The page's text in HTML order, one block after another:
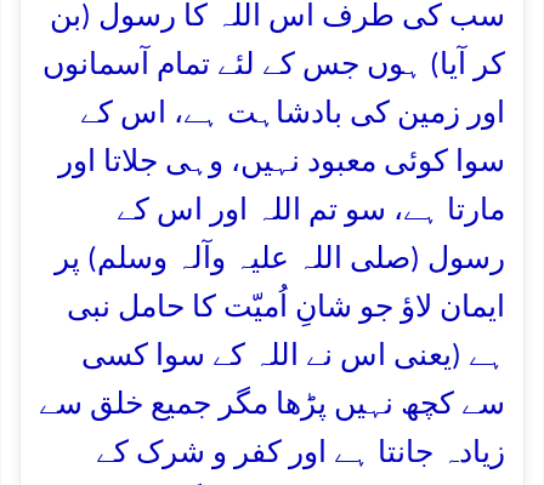
سب کی طرف اس اللہ کا رسول (بن
کر آیا) ہوں جس کے لئے تمام آسمانوں
اور زمین کی بادشاہت ہے، اس کے
سوا کوئی معبود نہیں، وہی جلاتا اور
مارتا ہے، سو تم اللہ اور اس کے
رسول (صلی اللہ علیہ وآلہ وسلم) پر
ایمان لاؤ جو شانِ اُمیّت کا حامل نبی
ہے (یعنی اس نے اللہ کے سوا کسی
سے کچھ نہیں پڑھا مگر جمیع خلق سے
زیادہ جانتا ہے اور کفر و شرک کے